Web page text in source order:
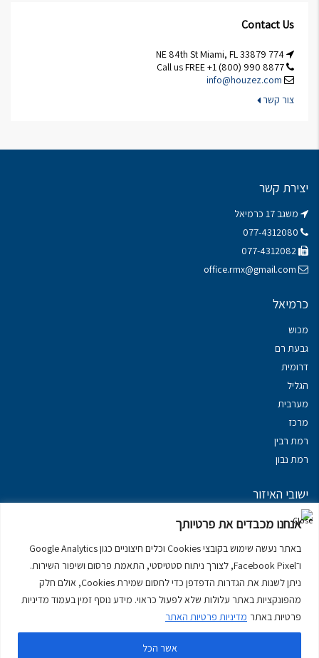
אנחנו מכבדים את פרטיותך
באתר נעשה שימוש בקובצי Cookies וכלים חיצוניים כגון Google Analytics
ו־Facebook Pixel, לצורך ניתוח סטטיסטי, התאמת פרסום ושיפור השירות.
ניתן לשנות את הגדרות הדפדפן כדי לחסום שמירת Cookies, אולם חלק
מהפונקציות באתר עלולות שלא לפעול כראוי. מידע נוסף זמין בעמוד מדיניות
פרטיות באתר מדיניות פרטיות האתר
אשר הכל
Contact Us
info@houzez.com
צור קשר
יצירת קשר
משגב 17 כרמיאל
office.rmx@gmail.com
כרמיאל
מכוש
גבעת רם
דרומית
הגליל
מערבית
מרכז
רמת רבין
רמת נבון
ישובי האיזור
נכסים במשגב
מרום הגליל
יצירת קשר